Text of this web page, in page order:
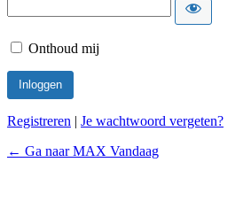
Onthoud mij
Registreren | Je wachtwoord vergeten?
← Ga naar MAX Vandaag